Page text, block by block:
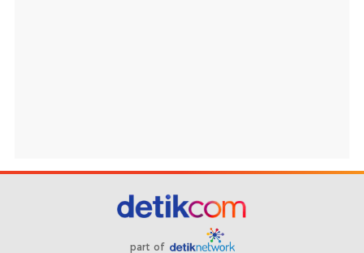
part of